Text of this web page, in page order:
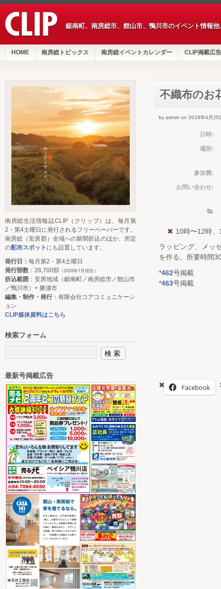
鋸南町、南房総市、館山市、鴨川市のイベント情報
HOME 南房総トピックス 南房総イベントカレンダー CLIP掲載広告
不織布のお
by admin on 2019年4月25
日時:
場所:
参加費:
お問い合わせ:
10時〜12時
ラッピング、メッ
を作る。所要時間
*462号掲載
*463号掲載
Facebook
南房総生活情報誌CLIP（クリップ）は、毎月第
2・第4土曜日に発行されるフリーペーパーです。
南房総（安房郡）全域への新聞折込のほか、所定
の配布スポット にも設置しています。
発行日： 毎月第2・第4土曜日
発行部数 ：26,700部 （2026年7月現在）
折込範囲 ：安房地域（鋸南町／南房総市／館山市
／鴨川市）+ 勝浦市
編集・制作・発行：有限会社コアコミュニケーシ
ョン
CLIP媒体資料はこちら
検索フォーム
最新号掲載広告